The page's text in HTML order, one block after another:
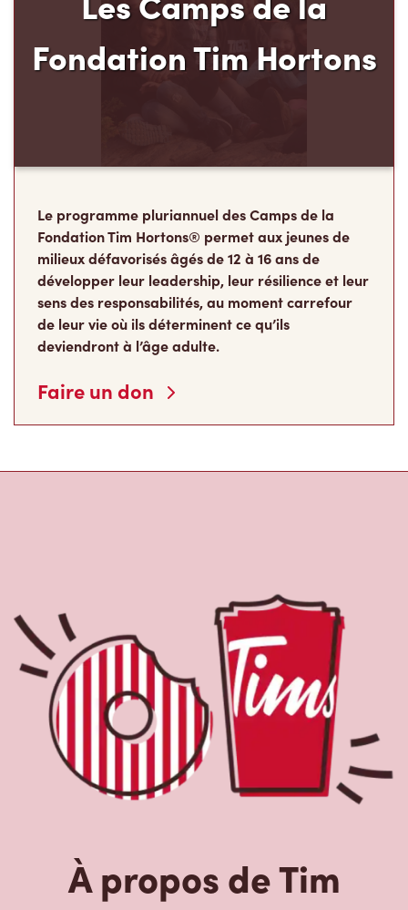
Fondation Tim Hortons
Le programme pluriannuel des Camps de la
Fondation Tim Hortons® permet aux jeunes de
milieux défavorisés âgés de 12 à 16 ans de
développer leur leadership, leur résilience et leur
sens des responsabilités, au moment carrefour
de leur vie où ils déterminent ce qu’ils
deviendront à l’âge adulte.
Faire un don
À propos de Tim